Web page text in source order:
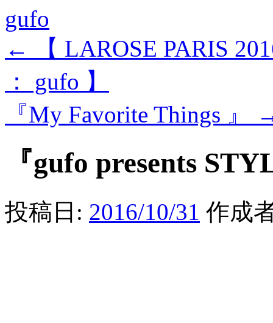
gufo
←
【 LAROSE PARIS
： gufo 】
『My Favorite Things 』
『gufo presents
投稿日: 2016/10/31 作成